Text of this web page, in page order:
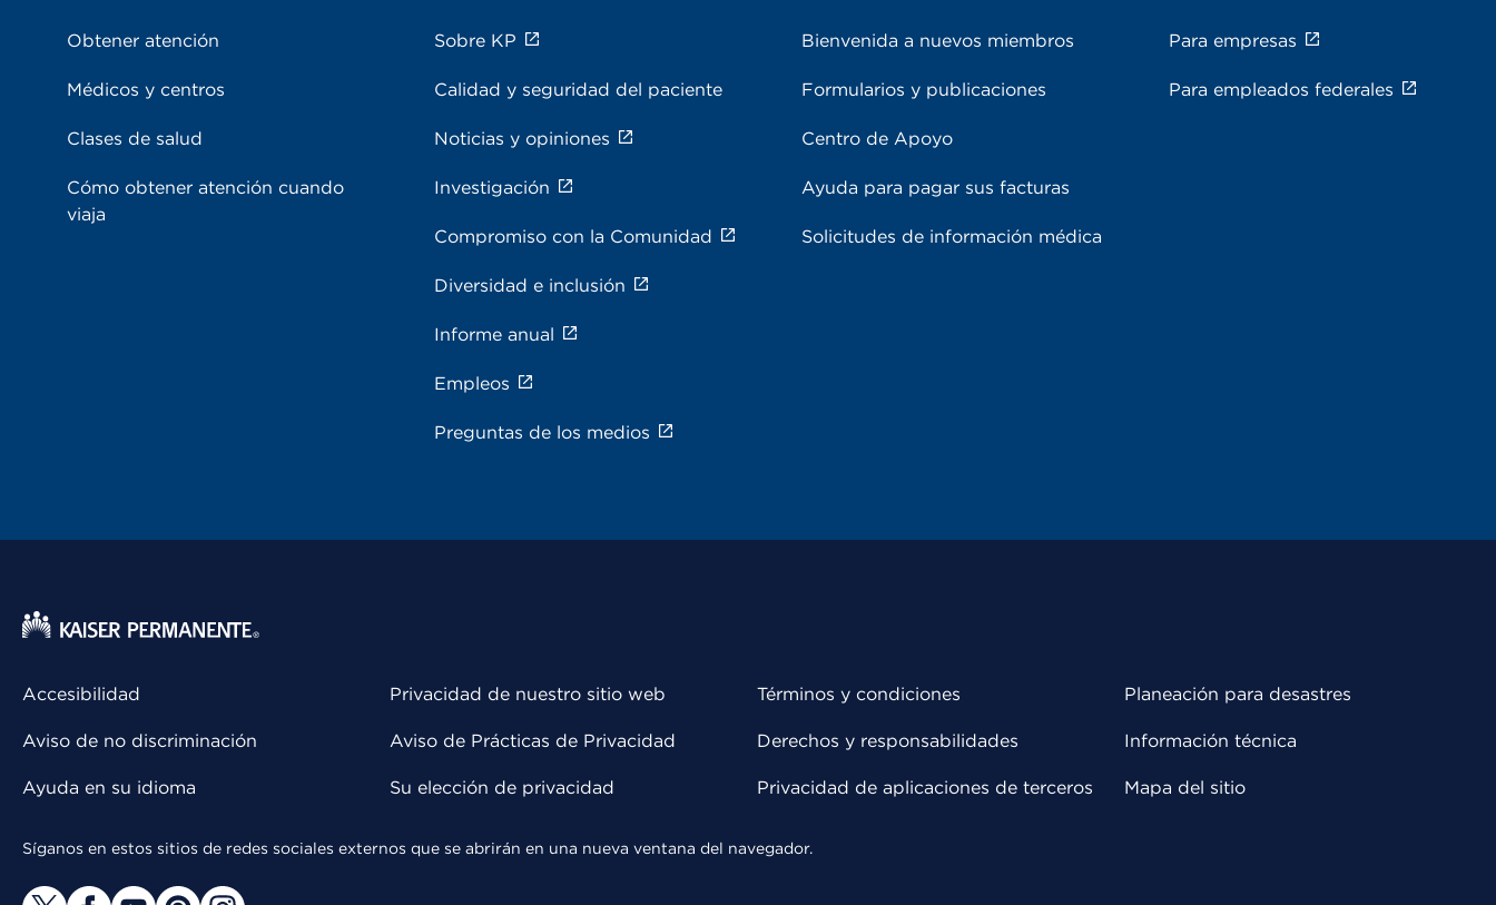
Obtener atención
Médicos y centros
Clases de salud
Cómo obtener atención cuando
viaja
Sobre KP
Calidad y seguridad del paciente
Noticias y opiniones
Investigación
Compromiso con la Comunidad
Diversidad e inclusión
Informe anual
Empleos
Preguntas de los medios
Bienvenida a nuevos miembros
Formularios y publicaciones
Centro de Apoyo
Ayuda para pagar sus facturas
Solicitudes de información médica
Para empresas
Para empleados federales
Accesibilidad
Aviso de no discriminación
Ayuda en su idioma
Privacidad de nuestro sitio web
Aviso de Prácticas de Privacidad
Su elección de privacidad
Términos y condiciones
Derechos y responsabilidades
Privacidad de aplicaciones de terceros
Planeación para desastres
Información técnica
Mapa del sitio
Síganos en estos sitios de redes sociales externos que se abrirán en una nueva ventana del navegador.